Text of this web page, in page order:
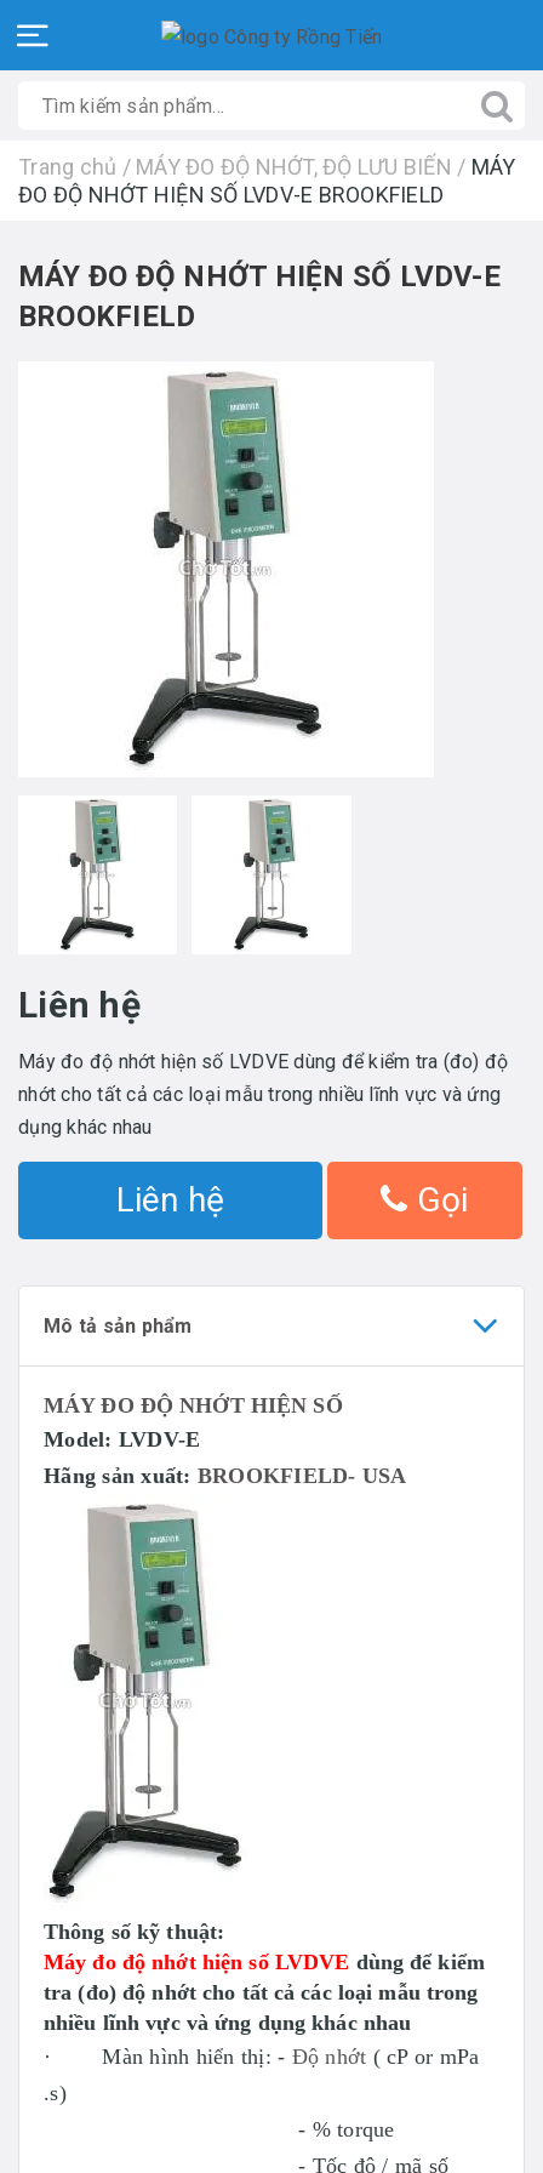
Trang chủ / MÁY ĐO ĐỘ NHỚT, ĐỘ LƯU BIẾN / MÁY
ĐO ĐỘ NHỚT HIỆN SỐ LVDV-E BROOKFIELD
MÁY ĐO ĐỘ NHỚT HIỆN SỐ LVDV-E
BROOKFIELD
Liên hệ
Máy đo độ nhớt hiện số LVDVE dùng để kiểm tra (đo) độ
nhớt cho tất cả các loại mẫu trong nhiều lĩnh vực và ứng
dụng khác nhau
Liên hệ Gọi
Mô tả sản phẩm
MÁY ĐO ĐỘ NHỚT HIỆN SỐ
Model: LVDV-E
Hãng sản xuất: BROOKFIELD- USA
Thông số kỹ thuật:
Máy đo độ nhớt hiện số LVDVE dùng để kiểm
tra (đo) độ nhớt cho tất cả các loại mẫu trong
nhiều lĩnh vực và ứng dụng khác nhau
· Màn hình hiển thị: - Độ nhớt ( cP or mPa
.s)
- % torque
- Tốc độ / mã số